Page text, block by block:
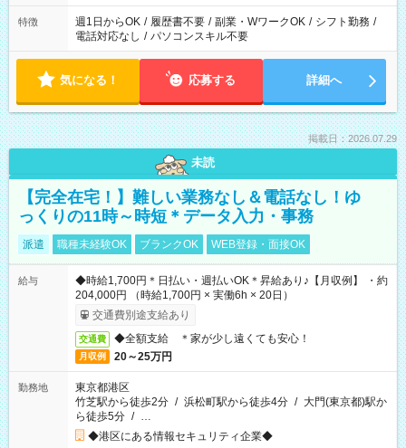
特徴 週1日からOK / 履歴書不要 / 副業・WワークOK / シフト勤務 /
電話対応なし / パソコンスキル不要
気になる！ 応募する 詳細へ
掲載日：2026.07.29
未読
【完全在宅！】難しい業務なし＆電話なし！ゆ
っくりの11時～時短＊データ入力・事務
派遣 職種未経験OK ブランクOK WEB登録・面接OK
給与
◆時給1,700円＊日払い・週払いOK＊昇給あり♪【月収例】 ・約
204,000円 （時給1,700円 × 実働6h × 20日）
交通費別途支給あり
交通費 ◆全額支給 ＊家が少し遠くても安心！
月収例 20～25万円
勤務地
東京都港区
竹芝駅から徒歩2分 / 浜松町駅から徒歩4分 / 大門(東京都)駅か
ら徒歩5分 / …
◆港区にある情報セキュリティ企業◆